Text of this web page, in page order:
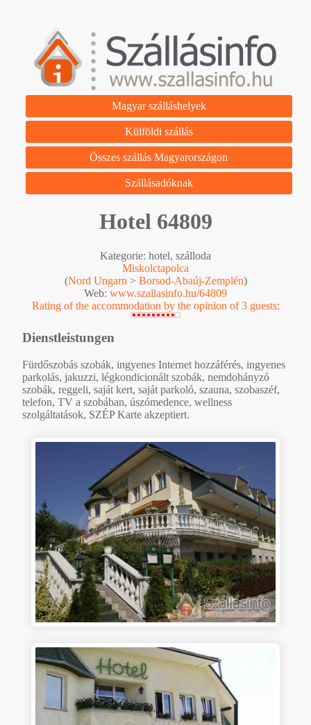
Magyar szálláshelyek
Külföldi szállás
Összes szállás Magyarországon
Szállásadóknak
Hotel 64809
Kategorie: hotel, szálloda
Miskolctapolca
(Nord Ungarn > Borsod-Abaúj-Zemplén)
Web: www.szallasinfo.hu/64809
Rating of the accommodation by the opinion of 3 guests:
Dienstleistungen
Fürdőszobás szobák, ingyenes Internet hozzáférés, ingyenes
parkolás, jakuzzi, légkondicionált szobák, nemdohányzó
szobák, reggeli, saját kert, saját parkoló, szauna, szobaszéf,
telefon, TV a szobában, úszómedence, wellness
szolgáltatások, SZÉP Karte akzeptiert.